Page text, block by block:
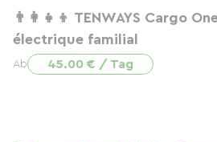
👨‍👩‍👧‍👦 TENWAYS Cargo
électrique familial
Ab 45.00 € / Tag